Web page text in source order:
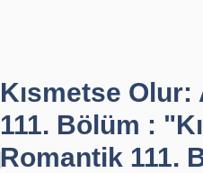
Kısmetse Olur:
111. Bölüm :
Romantik 111.